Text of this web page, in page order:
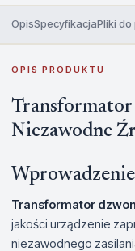
OpisSpecyfikacjaPliki
OPIS PRODUKTU
Niezawodne
Wprowadzenie
Transformator
jakości urządzenie
niezawodnego